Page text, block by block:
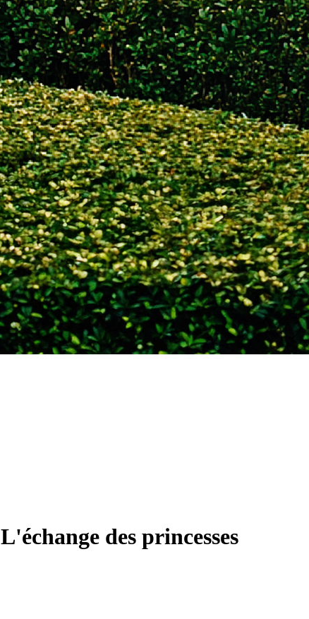
L'échange des princesses